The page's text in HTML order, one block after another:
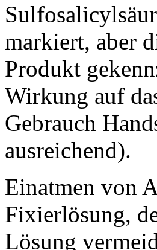
markiert, aber
Produkt
Wirkung auf
Gebrauch
ausreichend).
Einatmen von
Fixierlösung,
Lösung